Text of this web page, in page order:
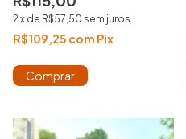
2x de R$57,50 sem juros
R$109,25 com Pix
Comprar